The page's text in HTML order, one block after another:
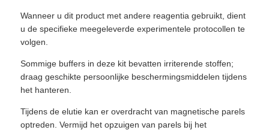
Wanneer u dit product met andere reagentia gebruikt, dient
u de specifieke meegeleverde experimentele protocollen te
volgen.
Sommige buffers in deze kit bevatten irriterende stoffen;
draag geschikte persoonlijke beschermingsmiddelen tijdens
het hanteren.
Tijdens de elutie kan er overdracht van magnetische parels
optreden. Vermijd het opzuigen van parels bij het